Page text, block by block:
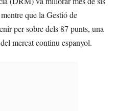
que la Gestió de
per sobre dels 87 punts, una
mercat continu espanyol.